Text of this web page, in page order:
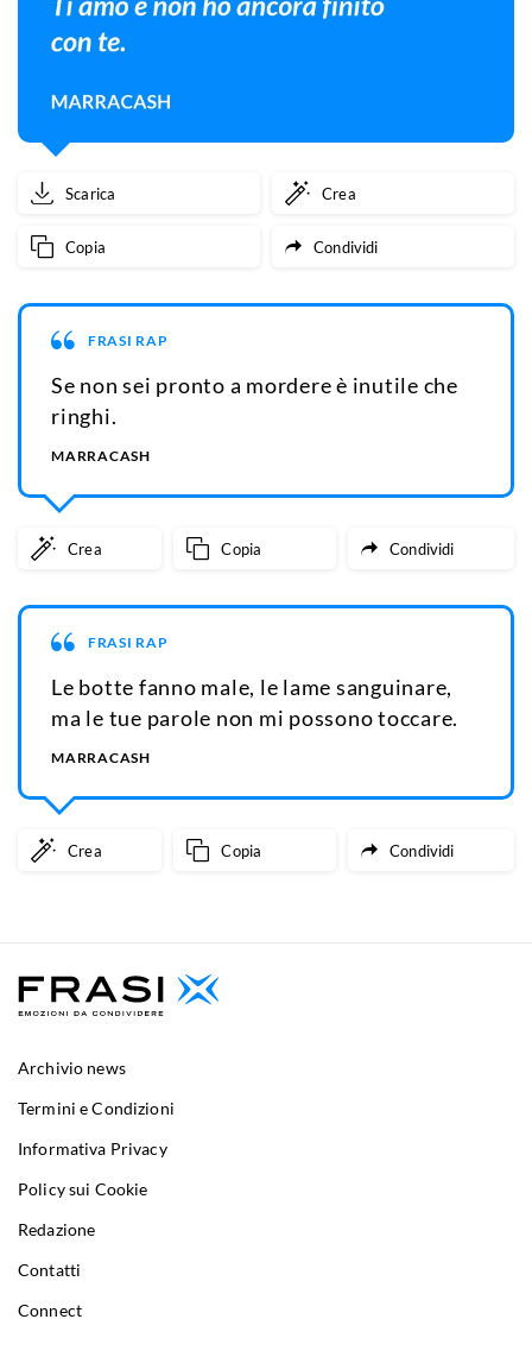
Scarica Crea
Copia Condividi
FRASI RAP
Se non sei pronto a mordere è inutile che
ringhi.
MARRACASH
Crea Copia Condividi
FRASI RAP
Le botte fanno male, le lame sanguinare,
ma le tue parole non mi possono toccare.
MARRACASH
Crea Copia Condividi
Archivio news
Termini e Condizioni
Informativa Privacy
Policy sui Cookie
Redazione
Contatti
Connect